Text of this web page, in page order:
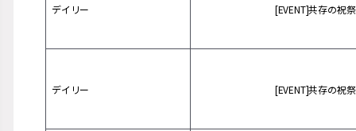
デイリー [EVENT]共存の祝
デイリー [EVENT]共存の祝